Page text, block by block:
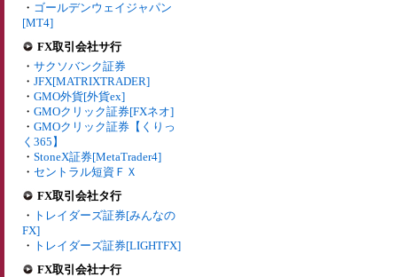
・ ゴールデンウェイジャパン
[MT4]
FX取引会社サ行
・ サクソバンク証券
・ JFX[MATRIXTRADER]
・ GMO外貨[外貨ex]
・ GMOクリック証券[FXネオ]
・ GMOクリック証券【くりっ
く365】
・ StoneX証券[MetaTrader4]
・ セントラル短資ＦＸ
FX取引会社タ行
・ トレイダーズ証券[みんなの
FX]
・ トレイダーズ証券[LIGHTFX]
FX取引会社ナ行